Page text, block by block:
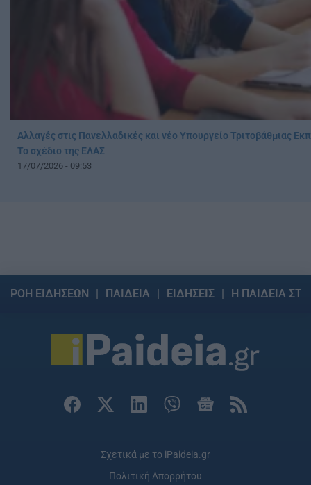
Αλλαγές στις Πανελλαδικές και νέο Υπουργείο Τριτοβάθμιας
Το σχέδιο της ΕΛΑΣ
17/07/2026 - 09:53
ΡΟΗ ΕΙΔΗΣΕΩΝ ΠΑΙΔΕΙΑ ΕΙΔΗΣΕΙΣ Η ΠΑΙΔΕΙΑ
Σχετικά με το iPaideia.gr
Πολιτική Απορρήτου